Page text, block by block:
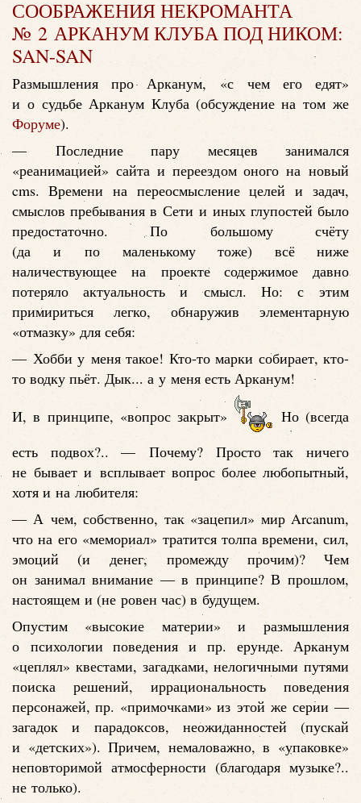
СООБРАЖЕНИЯ НЕКРОМАНТА
№ 2 АРКАНУМ КЛУБА ПОД НИКОМ:
SAN-SAN
Размышления про Арканум, «с чем его едят»
и о судьбе Арканум Клуба (обсуждение на том же
Форуме).
— Последние пару месяцев занимался
«реанимацией» сайта и переездом оного на новый
cms. Времени на переосмысление целей и задач,
смыслов пребывания в Сети и иных глупостей было
предостаточно. По большому счёту
(да и по маленькому тоже) всё ниже
наличествующее на проекте содержимое давно
потеряло актуальность и смысл. Но: с этим
примириться легко, обнаружив элементарную
«отмазку» для себя:
— Хобби у меня такое! Кто-то марки собирает, кто-
то водку пьёт. Дык... а у меня есть Арканум!
И, в принципе, «вопрос закрыт»
Но (всегда
есть подвох?.. — Почему? Просто так ничего
не бывает и всплывает вопрос более любопытный,
хотя и на любителя:
— А чем, собственно, так «зацепил» мир Arcanum,
что на его «мемориал» тратится толпа времени, сил,
эмоций (и денег, промежду прочим)? Чем
он занимал внимание — в принципе? В прошлом,
настоящем и (не ровен час) в будущем.
Опустим «высокие материи» и размышления
о психологии поведения и пр. ерунде. Арканум
«цеплял» квестами, загадками, нелогичными путями
поиска решений, иррациональность поведения
персонажей, пр. «примочками» из этой же серии —
загадок и парадоксов, неожиданностей (пускай
и «детских»). Причем, немаловажно, в «упаковке»
неповторимой атмосферности (благодаря музыке?..
не только).